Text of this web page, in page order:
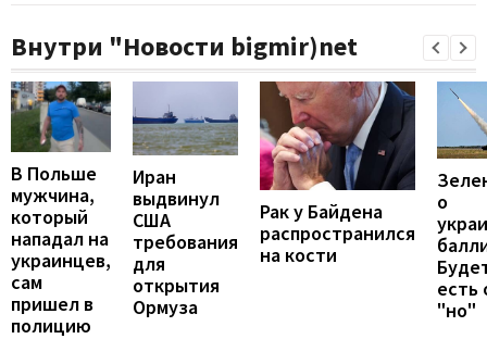
Внутри "Новости bigmir)net
В Польше
мужчина,
который
нападал на
украинцев,
сам
пришел в
полицию
Иран
выдвинул
США
требования
для
открытия
Ормуза
Рак у Байдена
распространился
на кости
о
есть
"но"